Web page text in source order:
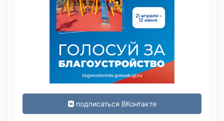
подписаться ВКонтакте